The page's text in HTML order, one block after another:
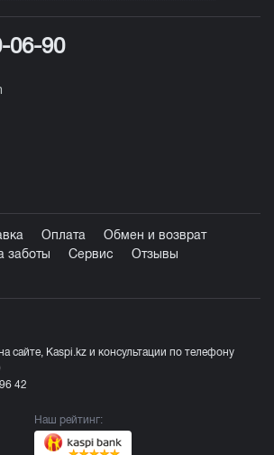
06-90
Оплата
Обмен и возврат
заботы Сервис
Отзывы
сайте, Kaspi.kz и консультации по телефону
42
Наш рейтинг: